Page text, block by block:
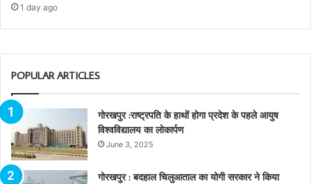
1 day ago
POPULAR ARTICLES
गोरखपुर :राष्ट्रपति के हाथों होगा प्रदेश के पहले आयुष
विश्वविद्यालय का लोकार्पण
June 3, 2025
गोरखपुर : बदहाल चिलुआताल का योगी सरकार ने किया